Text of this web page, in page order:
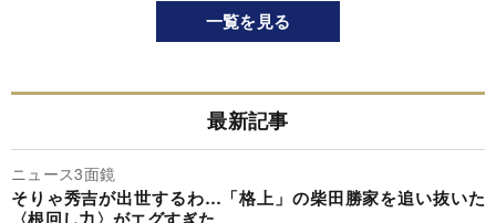
一覧を見る
最新記事
ニュース3面鏡
そりゃ秀吉が出世するわ…「格上」の柴田勝家を追い抜いた